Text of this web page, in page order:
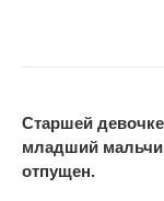
Старшей
младший
отпущен.